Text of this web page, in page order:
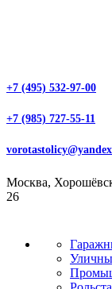
+7 (495) 532-97-00
+7 (985) 727-55-11
Москва,
26